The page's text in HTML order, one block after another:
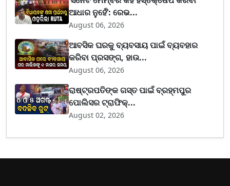
ଆଧାର ନୁହେଁ’: ରେଭ...
August 06, 2026
ଆବସିକ ଘରକୁ ବ୍ୟବସାୟ ପାଇଁ ବ୍ୟବହାର
କରିବା ପ୍ରସଙ୍ଗ, ହାଉ...
August 06, 2026
ରାଷ୍ଟ୍ରପତିଙ୍କ ଗସ୍ତ ପାଇଁ ବ୍ରହ୍ମପୁର
ପୋଲିସର ଟ୍ରାଫିକ୍...
August 02, 2026